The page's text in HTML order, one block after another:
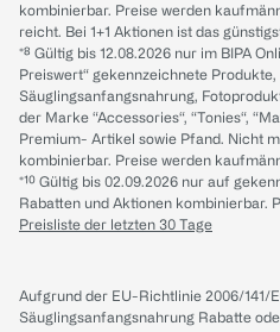
kombinierbar. Preise werden
reicht. Bei 1+1 Aktionen ist das
*⁸ Gültig bis 12.08.2026 nur im BIPA
Preiswert“ gekennzeichnete
Säuglingsanfangsnahrung,
der Marke “Accessories“, “Tonies“,
Premium- Artikel sowie Pfand. Nicht
kombinierbar. Preise werden
*¹⁰ Gültig bis 02.09.2026 nur auf
Rabatten und Aktionen kombinierbar.
Preisliste der letzten 30 Tage
Aufgrund der EU-Richtlinie 2006/141/
Säuglingsanfangsnahrung Rabatte